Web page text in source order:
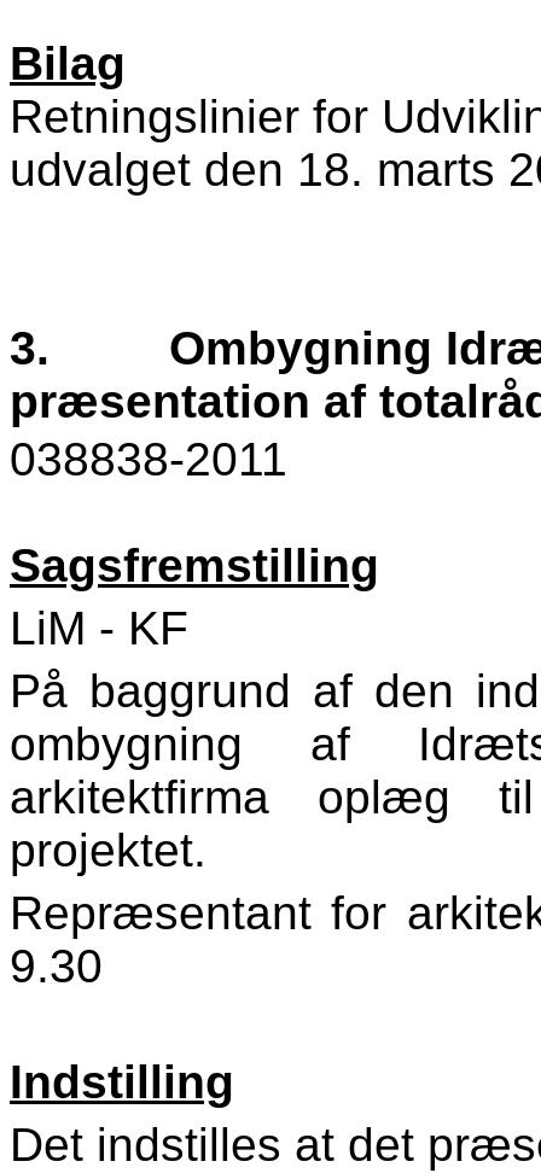
Bilag
Retningslinier for
udvalget den 18. marts
3.
Ombygning
præsentation af
038838-2011
Sagsfremstilling
LiM - KF
På baggrund af den
ombygning af
arkitektfirma oplæg
projektet.
Repræsentant for
9.30
Indstilling
Det indstilles at det